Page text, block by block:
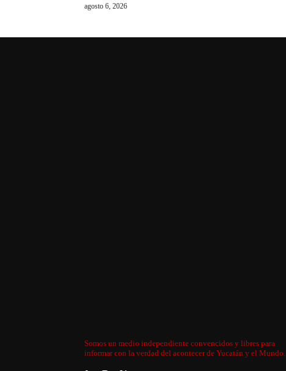
agosto 6, 2026
Somos un medio independiente convencidos y libres para
informar con la verdad del acontecer de Yucatán y el Mundo.